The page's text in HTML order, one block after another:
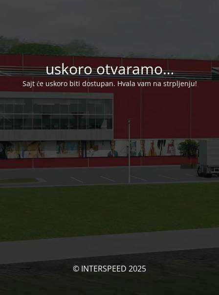
uskoro otvaramo…
Sajt će uskoro biti dostupan. Hvala vam na strpljenju!
© INTERSPEED 2025